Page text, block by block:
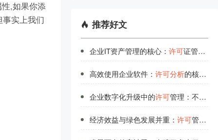
,如果你添
实上我们
推荐好文
企业IT资产管理的核心： 许可证管理的战略价值
高效使用企业软件： 许可分析的核心指标解读
企业数字化升级中的许可管理：不可忽视的基础要素
经济效益与绿色发展并重： 许可管理的可持续之路